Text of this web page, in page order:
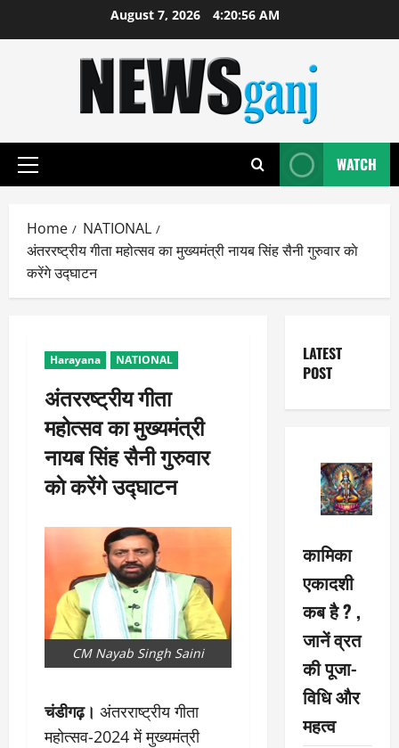
August 7, 2026 4:20:57 AM
Primary
WATCH
Home
NATIONAL
अंतररष्ट्रीय गीता महोत्सव का मुख्यमंत्री नायब सिंह सैनी गुरुवार काे
करेंगे उद्घाटन
Harayana NATIONAL
अंतररष्ट्रीय गीता
महोत्सव का मुख्यमंत्री
नायब सिंह सैनी गुरुवार
काे करेंगे उद्घाटन
CM Nayab Singh Saini
चंडीगढ़। अंतरराष्ट्रीय गीता
महोत्सव-2024 में मुख्यमंत्री
LATEST
POST
कामिका
एकादशी
कब है ? ,
जानें व्रत
की पूजा-
विधि और
महत्व